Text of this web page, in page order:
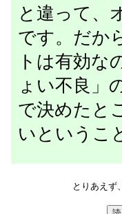
と違って、
です。だか
トは有効な
ょい不良」
で決めたと
いというこ
とりあえず